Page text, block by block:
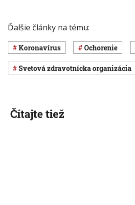
Ďalšie články na tému:
koronavírus ochorenie
Svetová zdravotnícka organizácia
Čítajte tiež